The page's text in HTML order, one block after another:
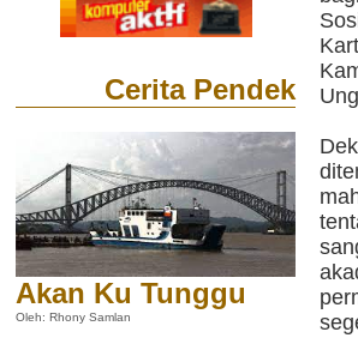
Cerita Pendek
Akan Ku Tunggu
Oleh: Rhony Samlan